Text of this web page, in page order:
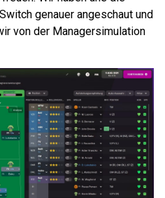
genauer angeschaut und
von der Managersimulation